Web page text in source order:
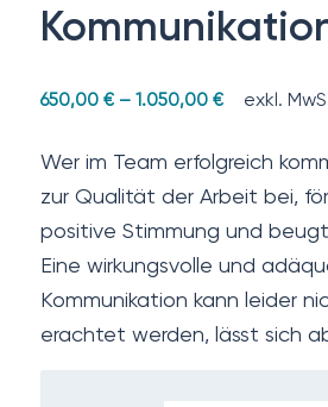
650,00 €– 1.050,00 € exkl.
Wer im Team erfolgreich
zur Qualität der Arbeit bei,
positive Stimmung und
Eine wirkungsvolle und
Kommunikation kann leider
erachtet werden, lässt sich